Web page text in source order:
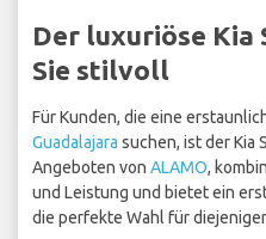
Der luxuriöse Kia
Sie stilvoll
Für Kunden, die eine
Guadalajara suchen, ist der Kia
Angeboten von ALAMO,
und Leistung und bietet ein
die perfekte Wahl für